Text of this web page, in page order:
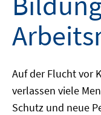
Auf der Flucht vor
verlassen viele
Schutz und neue